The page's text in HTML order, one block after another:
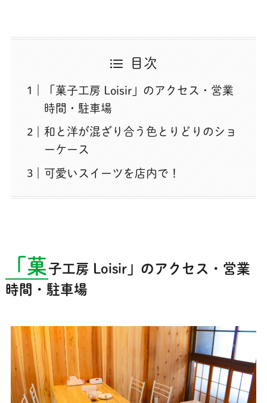
目次
「菓子工房 Loisir」のアクセス・営業
時間・駐車場
和と洋が混ざり合う色とりどりのショ
ーケース
可愛いスイーツを店内で！
「菓 子工房 Loisir」のアクセス・営業
時間・駐車場